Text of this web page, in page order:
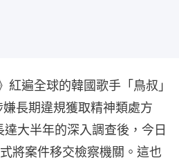
紅遍全球的韓國歌手「鳥叔」
長期違規獲取精神類處方
大半年的深入調查後，今日
將案件移交檢察機關。這也